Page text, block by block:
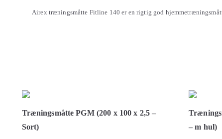
Airex træningsmåtte Fitline 140 er en rigtig god
Træningsmåtte PGM (200 x 100 x 2,5 –
Sort)
– m hul)